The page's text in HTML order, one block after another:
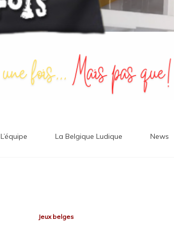
L’équipe La Belgique Ludique News
Jeux belges